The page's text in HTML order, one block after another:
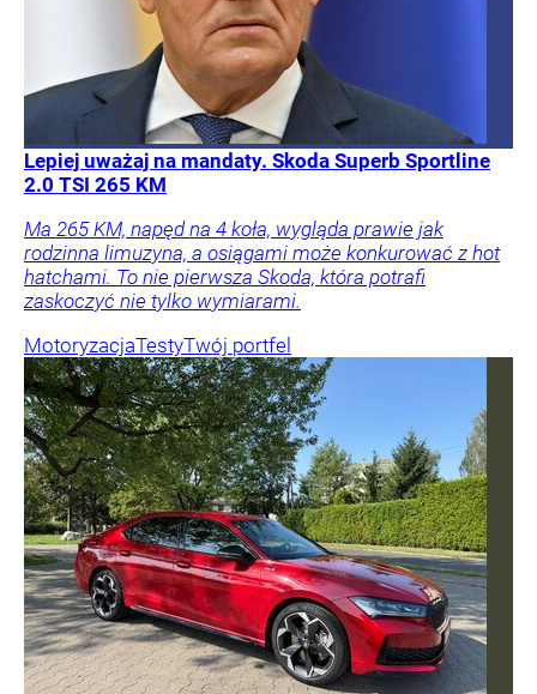
Lepiej uważaj na mandaty. Skoda Superb Sportline
2.0 TSI 265 KM
Ma 265 KM, napęd na 4 koła, wygląda prawie jak
rodzinna limuzyna, a osiągami może konkurować z hot
hatchami. To nie pierwsza Skoda, która potrafi
zaskoczyć nie tylko wymiarami.
MotoryzacjaTestyTwój portfel